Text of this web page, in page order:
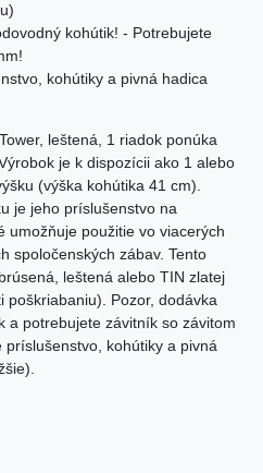
kohútik! - Potrebujete
kohútiky a pivná hadica
leštená, 1 riadok ponúka
je k dispozícii ako 1 alebo
(výška kohútika 41 cm).
je jeho príslušenstvo na
umožňuje použitie vo viacerých
spoločenských zábav. Tento
leštená alebo TIN zlatej
Pozor, dodávka
a potrebujete závitník so závitom
kohútiky a pivná